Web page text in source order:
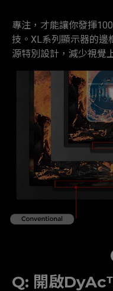
專注，才能讓你發揮
技。XL系列顯示器的邊
源特別設計，減少視覺
Q: 開啟